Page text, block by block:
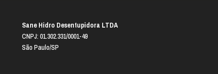
Sane Hidro Desentupidora LTDA
CNPJ: 01.302.331/0001-49
São Paulo/SP